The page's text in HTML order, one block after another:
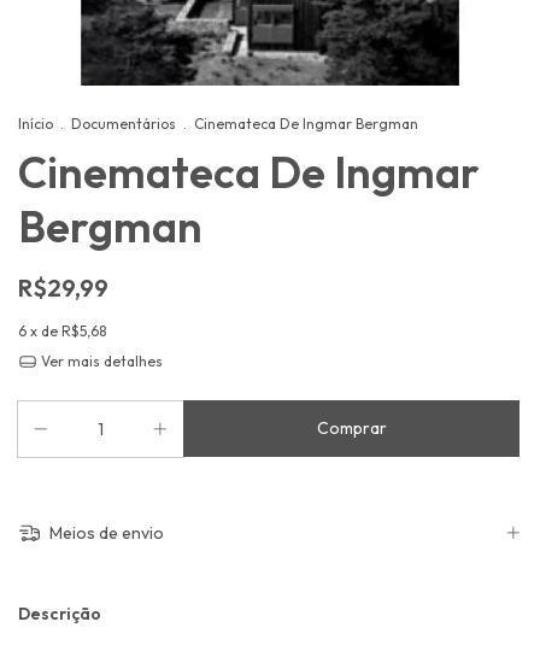
Início . Documentários . Cinemateca De Ingmar Bergman
Cinemateca De Ingmar
Bergman
R$29,99
6 x de R$5,68
Ver mais detalhes
Meios de envio
Descrição